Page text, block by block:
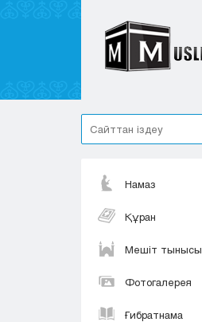
Намаз
Құран
Мешіт тынысы
Фотогалерея
Ғибратнама